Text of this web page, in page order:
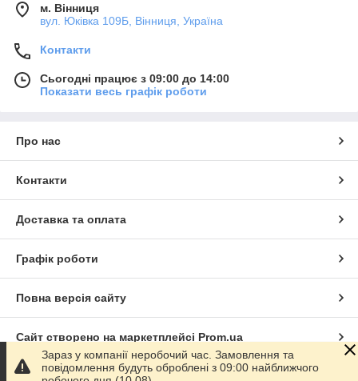
м. Вінниця
вул. Юківка 109Б, Вінниця, Україна
Контакти
Сьогодні працює з 09:00 до 14:00
Показати весь графік роботи
Про нас
Контакти
Доставка та оплата
Графік роботи
Повна версія сайту
Сайт створено на маркетплейсі Prom.ua
Політика конфіденційності
Зараз у компанії неробочий час. Замовлення та
повідомлення будуть оброблені з 09:00 найближчого